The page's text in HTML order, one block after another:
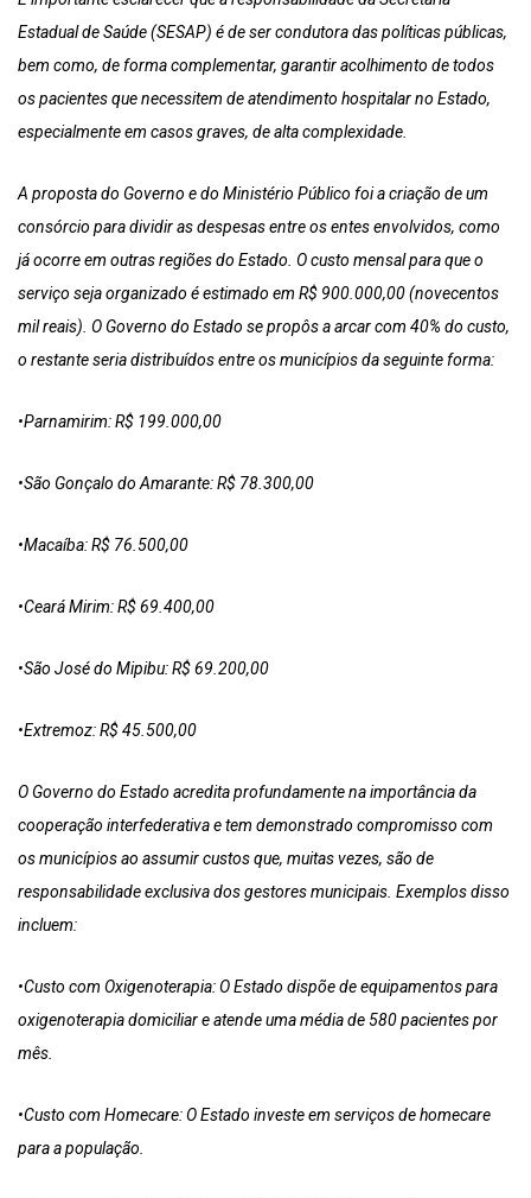
Estadual de Saúde (SESAP) é de ser condutora das políticas públicas,
bem como, de forma complementar, garantir acolhimento de todos
os pacientes que necessitem de atendimento hospitalar no Estado,
especialmente em casos graves, de alta complexidade.
A proposta do Governo e do Ministério Público foi a criação de um
consórcio para dividir as despesas entre os entes envolvidos, como
já ocorre em outras regiões do Estado. O custo mensal para que o
serviço seja organizado é estimado em R$ 900.000,00 (novecentos
mil reais). O Governo do Estado se propôs a arcar com 40% do custo,
o restante seria distribuídos entre os municípios da seguinte forma:
•Parnamirim: R$ 199.000,00
•São Gonçalo do Amarante: R$ 78.300,00
•Macaíba: R$ 76.500,00
•Ceará Mirim: R$ 69.400,00
•São José do Mipibu: R$ 69.200,00
•Extremoz: R$ 45.500,00
O Governo do Estado acredita profundamente na importância da
cooperação interfederativa e tem demonstrado compromisso com
os municípios ao assumir custos que, muitas vezes, são de
responsabilidade exclusiva dos gestores municipais. Exemplos disso
incluem:
•Custo com Oxigenoterapia: O Estado dispõe de equipamentos para
oxigenoterapia domiciliar e atende uma média de 580 pacientes por
mês.
•Custo com Homecare: O Estado investe em serviços de homecare
para a população.